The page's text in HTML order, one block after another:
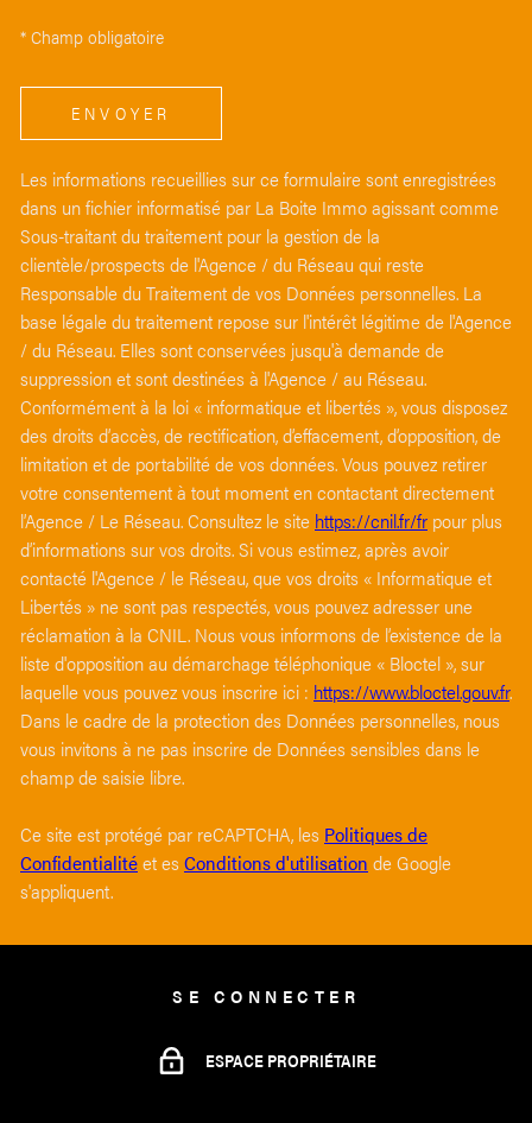
* Champ obligatoire
ENVOYER
Les informations recueillies sur ce formulaire sont enregistrées
dans un fichier informatisé par La Boite Immo agissant comme
Sous-traitant du traitement pour la gestion de la
clientèle/prospects de l'Agence / du Réseau qui reste
Responsable du Traitement de vos Données personnelles. La
base légale du traitement repose sur l'intérêt légitime de l'Agence
/ du Réseau. Elles sont conservées jusqu'à demande de
suppression et sont destinées à l'Agence / au Réseau.
Conformément à la loi « informatique et libertés », vous disposez
des droits d’accès, de rectification, d’effacement, d’opposition, de
limitation et de portabilité de vos données. Vous pouvez retirer
votre consentement à tout moment en contactant directement
l’Agence / Le Réseau. Consultez le site https://cnil.fr/fr pour plus
d’informations sur vos droits. Si vous estimez, après avoir
contacté l'Agence / le Réseau, que vos droits « Informatique et
Libertés » ne sont pas respectés, vous pouvez adresser une
réclamation à la CNIL. Nous vous informons de l’existence de la
liste d'opposition au démarchage téléphonique « Bloctel », sur
laquelle vous pouvez vous inscrire ici : https://www.bloctel.gouv.fr.
Dans le cadre de la protection des Données personnelles, nous
vous invitons à ne pas inscrire de Données sensibles dans le
champ de saisie libre.
Ce site est protégé par reCAPTCHA, les Politiques de
Confidentialitéet esConditions d'utilisation de Google
s'appliquent.
SE CONNECTER
ESPACE PROPRIÉTAIRE